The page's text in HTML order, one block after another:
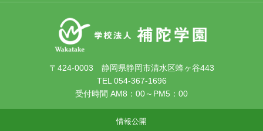
〒424-0003 静岡県静岡市清水区蜂ヶ谷443
TEL 054-367-1696
受付時間 AM8：00～PM5：00
情報公開